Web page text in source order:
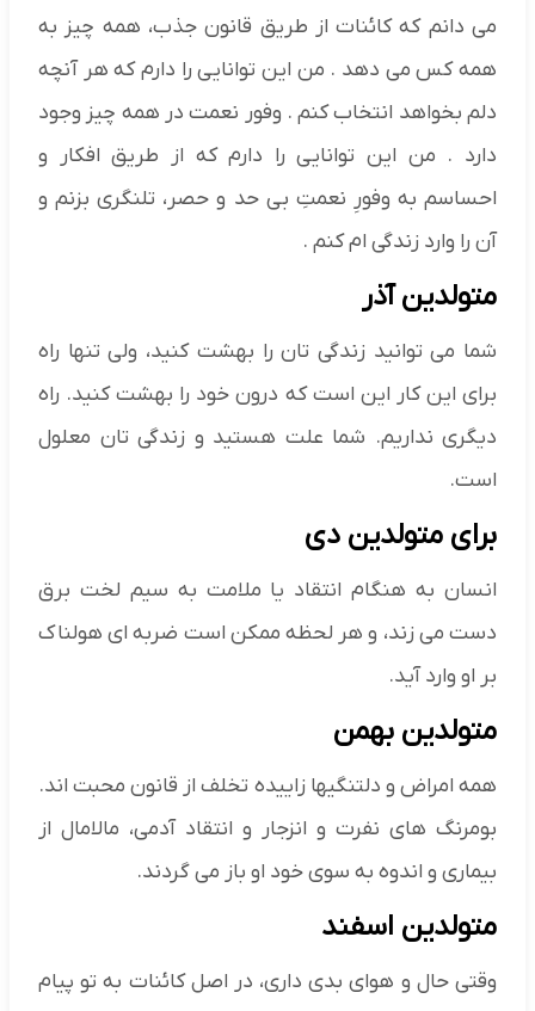
می دانم که کائنات از طریق قانون جذب، همه چیز به
همه کس می دهد . من این توانایی را دارم که هر آنچه
دلم بخواهد انتخاب کنم . وفور نعمت در همه چیز وجود
دارد . من این توانایی را دارم که از طریق افکار و
احساسم به وفورِ نعمتِ بی حد و حصر، تلنگری بزنم و
آن را وارد زندگی ام کنم .
متولدین آذر
شما می توانید زندگی تان را بهشت کنید، ولی تنها راه
برای این کار این است که درون خود را بهشت کنید. راه
دیگری نداریم. شما علت هستید و زندگی تان معلول
است.
برای متولدین دی
انسان به هنگام انتقاد یا ملامت به سیم لخت برق
دست می زند، و هر لحظه ممکن است ضربه ای هولناک
بر او وارد آید.
متولدین بهمن
همه امراض و دلتنگیها زاییده تخلف از قانون محبت اند.
بومرنگ های نفرت و انزجار و انتقاد آدمی، مالامال از
بیماری و اندوه به سوی خود او باز می گردند.
متولدین اسفند
وقتی حال و هوای بدی داری، در اصل کائنات به تو پیام